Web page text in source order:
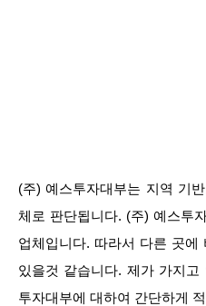
(주) 예스투자대부는 지역 기
체로 판단됩니다. (주) 예스투
업체입니다. 따라서 다른 곳
있을것 같습니다. 제가 가지
투자대부에 대하여 간단하게